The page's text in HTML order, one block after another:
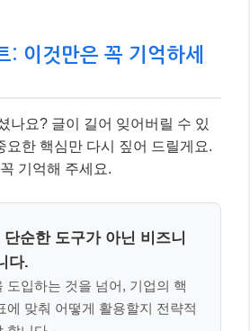
: 이것만은 꼭 기억하세
나요? 글이 길어 잊어버릴 수 있
요한 핵심만 다시 짚어 드릴게요.
기억해 주세요.
순한 도구가 아닌 비즈니
다.
도입하는 것을 넘어, 기업의 핵
에 맞춰 어떻게 활용할지 전략적